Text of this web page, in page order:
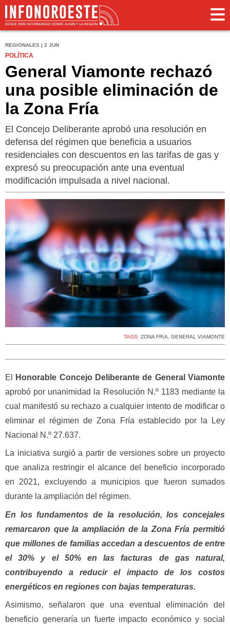
REGIONALES | 2 JUN
POLÍTICA
General Viamonte rechazó
una posible eliminación de
la Zona Fría
El Concejo Deliberante aprobó una resolución en
defensa del régimen que beneficia a usuarios
residenciales con descuentos en las tarifas de gas y
expresó su preocupación ante una eventual
modificación impulsada a nivel nacional.
TAGS: ZONA FRíA, GENERAL VIAMONTE
El
Honorable Concejo Deliberante de General Viamonte
aprobó por unanimidad la Resolución N.º 1183 mediante la
cual manifestó su rechazo a cualquier intento de modificar o
eliminar el régimen de Zona Fría establecido por la Ley
Nacional N.º 27.637.
La iniciativa surgió a partir de versiones sobre un proyecto
que analiza restringir el alcance del beneficio incorporado
en 2021, excluyendo a municipios que fueron sumados
durante la ampliación del régimen.
En los fundamentos de la resolución, los concejales
remarcaron que la ampliación de la Zona Fría permitió
que millones de familias accedan a descuentos de entre
el 30% y el 50% en las facturas de gas natural,
contribuyendo a reducir el impacto de los costos
energéticos en regiones con bajas temperaturas.
Asimismo, señalaron que una eventual eliminación del
beneficio generaría un fuerte impacto económico y social